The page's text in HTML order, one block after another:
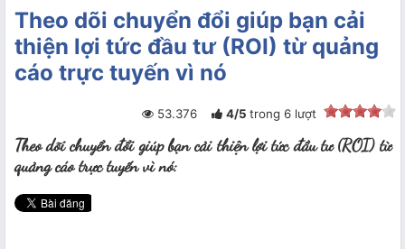
Theo dõi chuyển đổi giúp bạn cải
thiện lợi tức đầu tư (ROI) từ quảng
cáo trực tuyến vì nó
53.376 4/5 trong 6lượt
Theo dõi chuyển đổi giúp bạn cải thiện lợi tức đầu tư (ROI) từ
quảng cáo trực tuyến vì nó: